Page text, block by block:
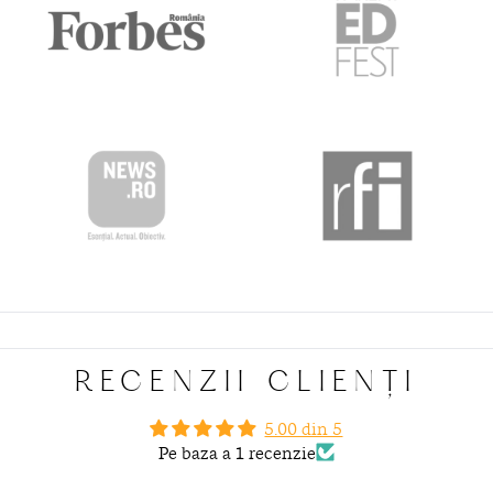
foartebune. Mă bucur mult că avem această carte şi în
limba română!“
Ioana Chicet‑Macoveiciuc,
RECENZII CLIENȚI
5.00 din 5
Pe baza a 1 recenzie